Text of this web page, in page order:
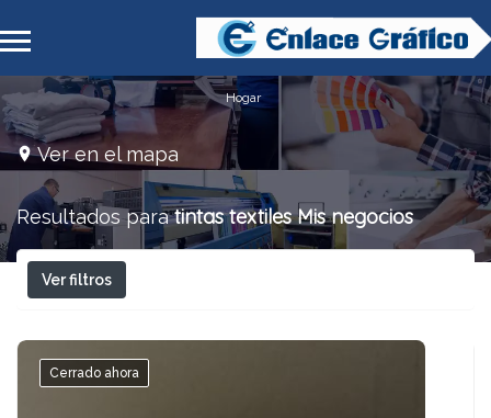
Hogar
Ver en el mapa
Resultados paratintas textiles Mis negocios
Ver filtros
Cerrado ahora